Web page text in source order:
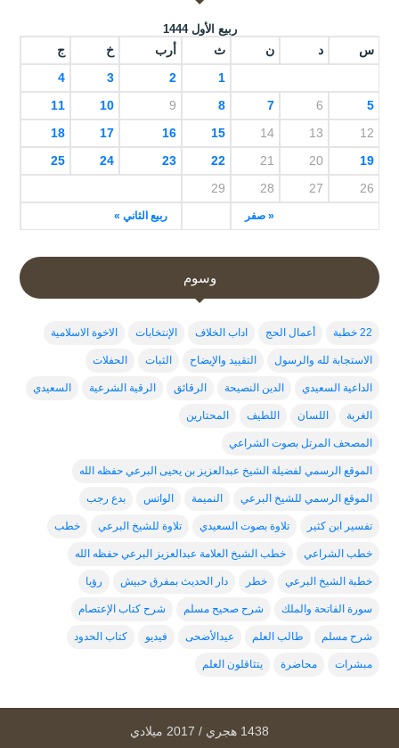
ربيع الأول 1444
س د ن ث أرب خ ج
« صفر ربيع الثاني »
1
2
3
4
5
6
7
8
9
10
11
12
13
14
15
16
17
18
19
20
21
22
23
24
25
26
27
28
29
وسوم
22 خطبة أعمال الحج اداب الخلاف الإنتخابات الاخوة الاسلامية
الاستجابة لله والرسول التقييد والإيضاح الثبات الحفلات
الداعية السعيدي الدين النصيحة الرقائق الرقية الشرعية السعيدي
الغربة اللسان اللطيف المحتارين
المصحف المرتل بصوت الشراعي
الموقع الرسمي لفضيلة الشيخ عبدالعزيز بن يحيى البرعي حفظه الله
الموقع الرسمي للشيخ البرعي النميمة الواتس بدع رجب
تفسير ابن كثير تلاوة بصوت السعيدي تلاوة للشيخ البرعي خطب
خطب الشراعي خطب الشيخ العلامة عبدالعزيز البرعي حفظه الله
خطبة الشيخ البرعي خطر دار الحديث بمفرق حبيش رؤيا
سورة الفاتحة والملك شرح صحيح مسلم شرح كتاب الإعتصام
شرح مسلم طالب العلم عيدالأضحى فيديو كتاب الحدود
مبشرات محاضرة يتثاقلون العلم
1438 هجري / 2017 ميلادي